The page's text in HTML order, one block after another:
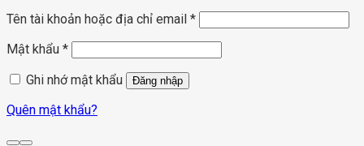
Tên tài khoản hoặc địa chỉ email *
Mật khẩu *
Ghi nhớ mật khẩu
Đăng nhập
Quên mật khẩu?